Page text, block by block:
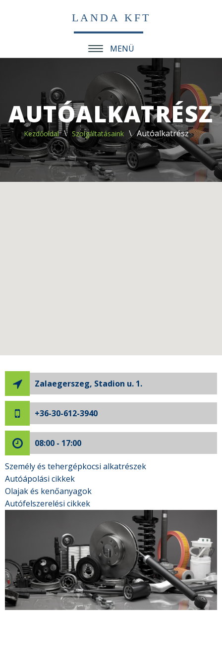
LANDA KFT
MENÜ
AUTÓALKATRÉSZ
Kezdőoldal Szolgáltatásaink Autóalkatrész
Zalaegerszeg, Stadion u. 1.
+36-30-612-3940
08:00 - 17:00
Személy és tehergépkocsi alkatrészek
Autóápolási cikkek
Olajak és kenőanyagok
Autófelszerelési cikkek